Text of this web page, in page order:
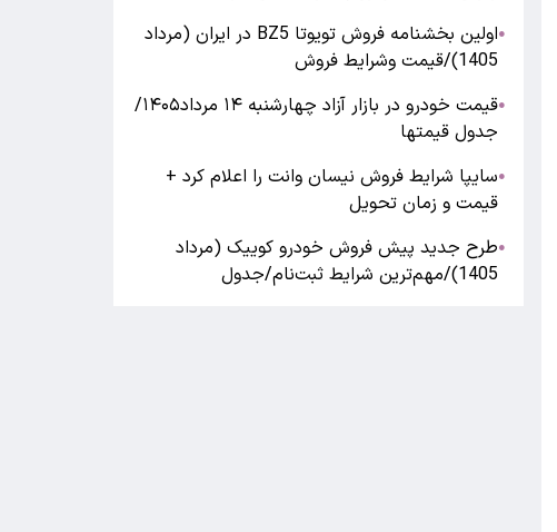
●
اولین بخشنامه فروش تویوتا BZ5 در ایران (مرداد
1405)/قیمت وشرایط فروش
●
قیمت خودرو در بازار آزاد چهارشنبه ۱۴ مرداد۱۴۰۵/
جدول قیمتها
●سایپا شرایط فروش نیسان وانت را اعلام کرد +
قیمت و زمان تحویل
●طرح جدید پیش فروش خودرو کوییک (مرداد
1405)/مهم‌ترین شرایط ثبت‌نام/جدول